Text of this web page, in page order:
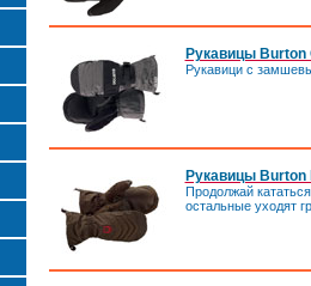
Рукавицы Burton
Рукавици с
Рукавицы Burton
Продолжай
остальные уходят